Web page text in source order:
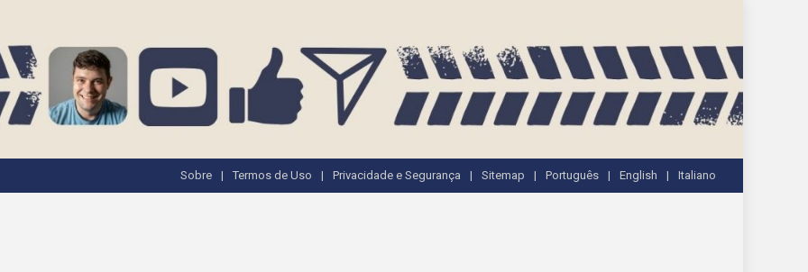
Sobre Termos de Uso Privacidade e Segurança Sitemap Português English Italiano